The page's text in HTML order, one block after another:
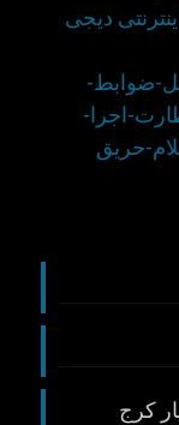
دیجی
ضوابط-
اجرا-
حريق
كرج